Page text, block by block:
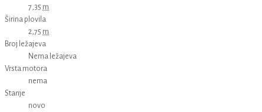
7,35 m
Širina plovila
2,75 m
Broj ležajeva
Nema ležajeva
Vrsta motora
nema
Stanje
novo